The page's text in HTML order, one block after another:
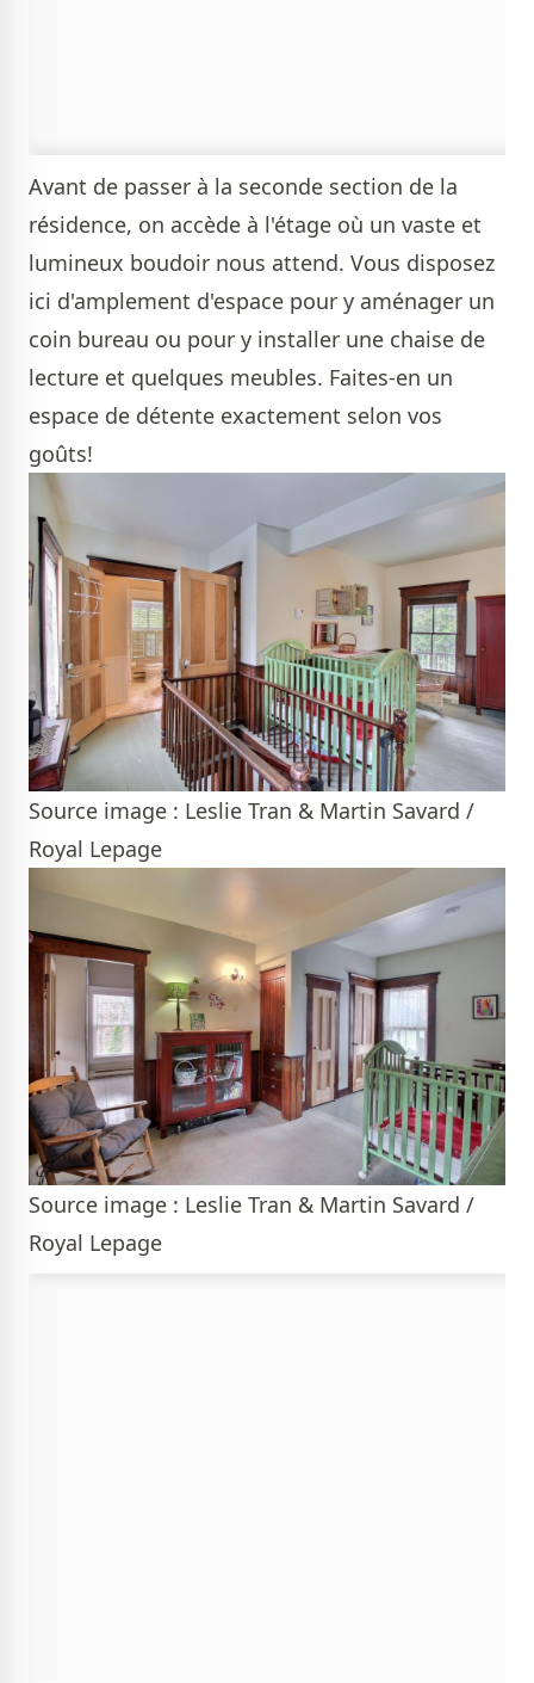
Avant de passer à la seconde section de la
résidence, on accède à l'étage où un vaste et
lumineux boudoir nous attend. Vous disposez
ici d'amplement d'espace pour y aménager un
coin bureau ou pour y installer une chaise de
lecture et quelques meubles. Faites-en un
espace de détente exactement selon vos
goûts!
Source image : Leslie Tran & Martin Savard /
Royal Lepage
Source image : Leslie Tran & Martin Savard /
Royal Lepage